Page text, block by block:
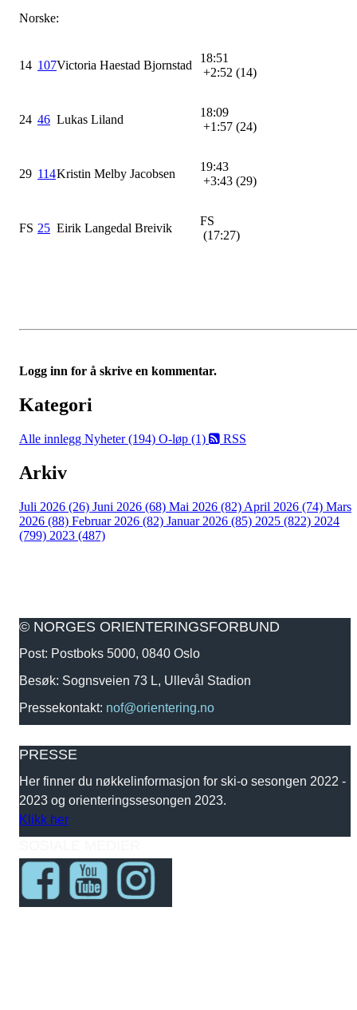
Norske:
14 107Victoria Haestad Bjornstad
18:51
+2:52 (14)
24 46 Lukas Liland
18:09
+1:57 (24)
29 114Kristin Melby Jacobsen
19:43
+3:43 (29)
FS 25 Eirik Langedal Breivik
FS
(17:27)
Logg inn for å skrive en kommentar.
Kategori
Alle innlegg Nyheter (194) O-løp (1) RSS
Arkiv
Juli 2026 (26) Juni 2026 (68) Mai 2026 (82) April 2026 (74) Mars
2026 (88) Februar 2026 (82) Januar 2026 (85) 2025 (822) 2024
(799) 2023 (487)
© NORGES ORIENTERINGSFORBUND
Post: Postboks 5000, 0840 Oslo
Besøk: Sognsveien 73 L, Ullevål Stadion
Pressekontakt: nof@orientering.no
PRESSE
Her finner du nøkkelinformasjon for ski-o sesongen 2022 -
2023 og orienteringssesongen 2023.
Klikk her